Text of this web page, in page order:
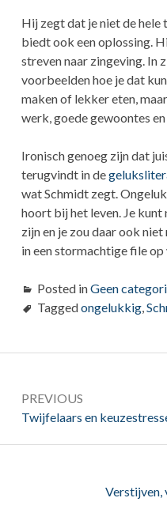
Hij zegt dat je niet de
biedt ook een oplossing.
streven naar zingeving. In
voorbeelden hoe je dat
maken of lekker eten,
werk, goede gewoontes
Ironisch genoeg zijn dat
terugvindt in de
wat Schmidt zegt.
hoort bij het leven. Je
zijn en je zou daar ook
in een stormachtige file
Posted inGeen
Taggedongelukkig,
navigatie
PREVIOUS
Previous:
Twijfelaars en
Next:
Verstijven,